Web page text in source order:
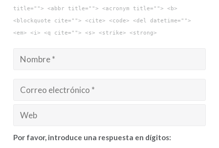
title=""> <abbr title=""> <acronym title=""> <b>
<blockquote cite=""> <cite> <code> <del datetime="">
<em> <i> <q cite=""> <s> <strike> <strong>
Por favor, introduce una respuesta en dígitos: